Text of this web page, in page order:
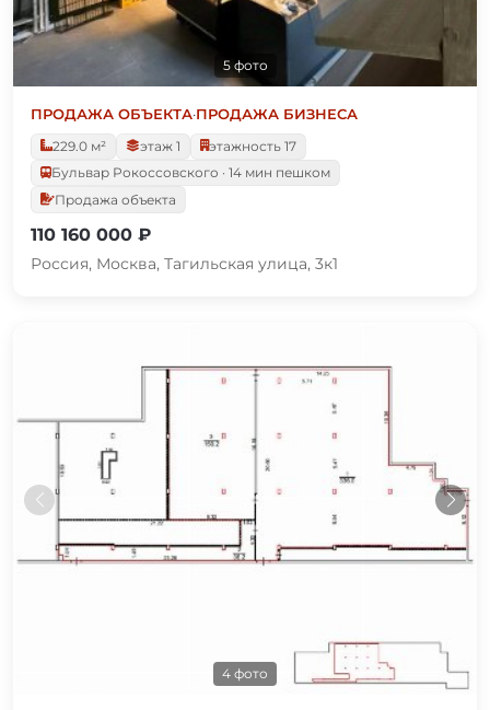
5 фото
ПРОДАЖА ОБЪЕКТА·ПРОДАЖА БИЗНЕСА
229.0 м²
этаж 1
этажность 17
Бульвар Рокоссовского · 14 мин пешком
Продажа объекта
110 160 000 ₽
Россия, Москва, Тагильская улица, 3к1
4 фото